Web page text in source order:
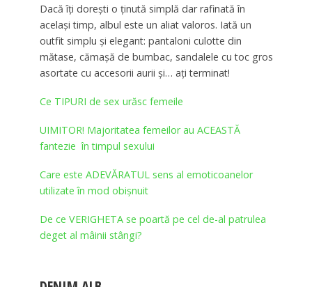
Dacă îți dorești o ținută simplă dar rafinată în
același timp, albul este un aliat valoros. Iată un
outfit simplu și elegant: pantaloni culotte din
mătase, cămașă de bumbac, sandalele cu toc gros
asortate cu accesorii aurii și… ați terminat!
Ce TIPURI de sex urăsc femeile
UIMITOR! Majoritatea femeilor au ACEASTĂ
fantezie în timpul sexului
Care este ADEVĂRATUL sens al emoticoanelor
utilizate în mod obișnuit
De ce VERIGHETA se poartă pe cel de-al patrulea
deget al mâinii stângi?